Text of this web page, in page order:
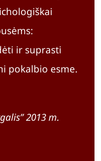
ir suprasti
pokalbio esme.
2013 m.